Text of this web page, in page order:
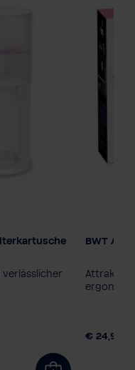
verlässlicher
Farbe
BWT
€ 24,90